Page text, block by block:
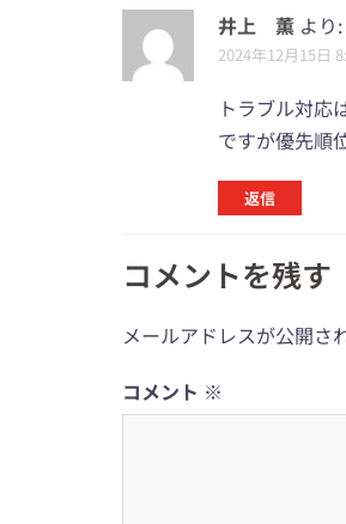
井上 薫 より:
2024年12月15日
トラブル対応
ですが優先順
返信
コメントを残す
メールアドレスが公開さ
コメント ※